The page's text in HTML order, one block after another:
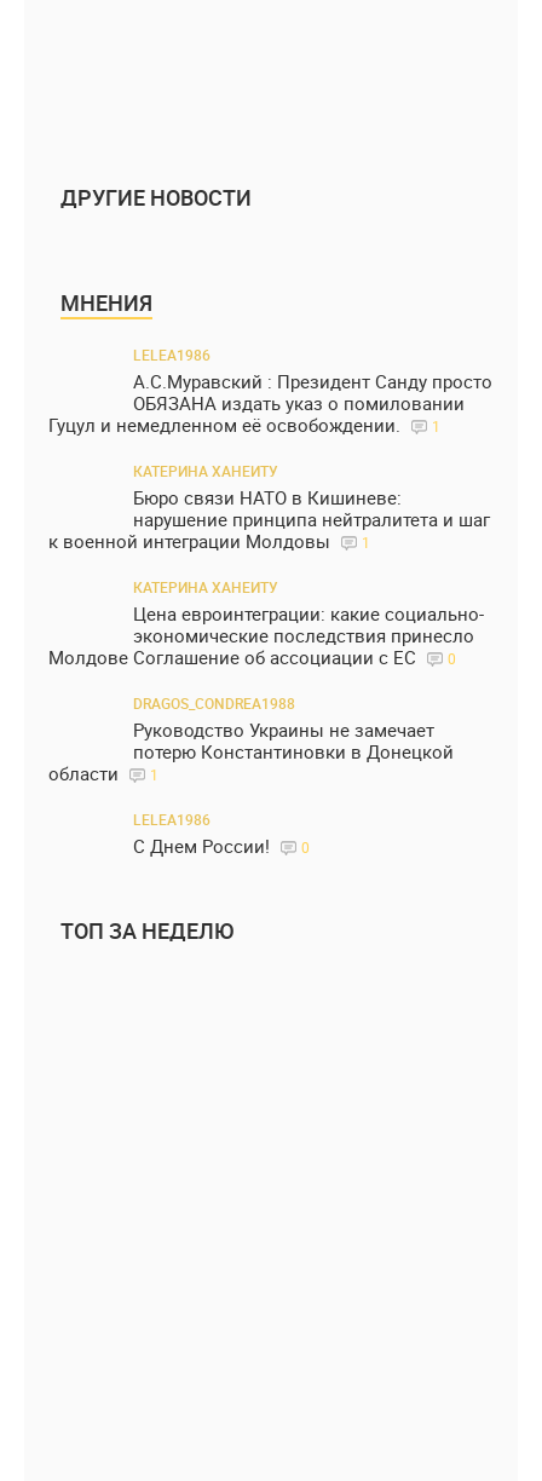
ДРУГИЕ НОВОСТИ
МНЕНИЯ
LELEA1986
А.С.Муравский : Президент Санду просто
ОБЯЗАНА издать указ о помиловании
Гуцул и немедленном её освобождении.
1
КАТЕРИНА ХАНЕИТУ
Бюро связи НАТО в Кишиневе:
нарушение принципа нейтралитета и шаг
к военной интеграции Молдовы
1
КАТЕРИНА ХАНЕИТУ
Цена евроинтеграции: какие социально-
экономические последствия принесло
Молдове Соглашение об ассоциации с ЕС
0
DRAGOS_CONDREA1988
Руководство Украины не замечает
потерю Константиновки в Донецкой
области
1
LELEA1986
С Днем России! 0
ТОП ЗА НЕДЕЛЮ